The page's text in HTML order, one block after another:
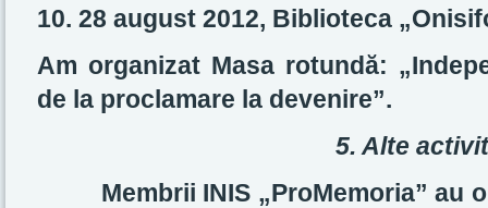
10. 28 august 2012, Biblioteca
Am organizat Masa rotundă:
de la proclamare la devenire”.
5. Alte
Membrii INIS „ProMemoria” au